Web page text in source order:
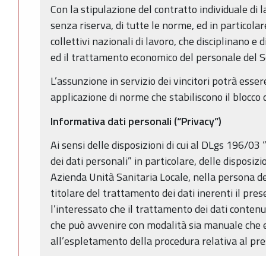
Con la stipulazione del contratto individuale di
senza riserva, di tutte le norme, ed in
collettivi nazionali di lavoro, che disciplinano e
ed il trattamento economico del personale del
L’assunzione in servizio dei vincitori potrà
applicazione di norme che stabiliscono il blocco
Informativa dati personali (“Privacy”)
Ai sensi delle disposizioni di cui al DLgs 196/03
dei dati personali” in particolare, delle
Azienda Unità Sanitaria Locale, nella persona
titolare del trattamento dei dati inerenti il
l’interessato che il trattamento dei dati
che può avvenire con modalità sia manuale
all’espletamento della procedura relativa al